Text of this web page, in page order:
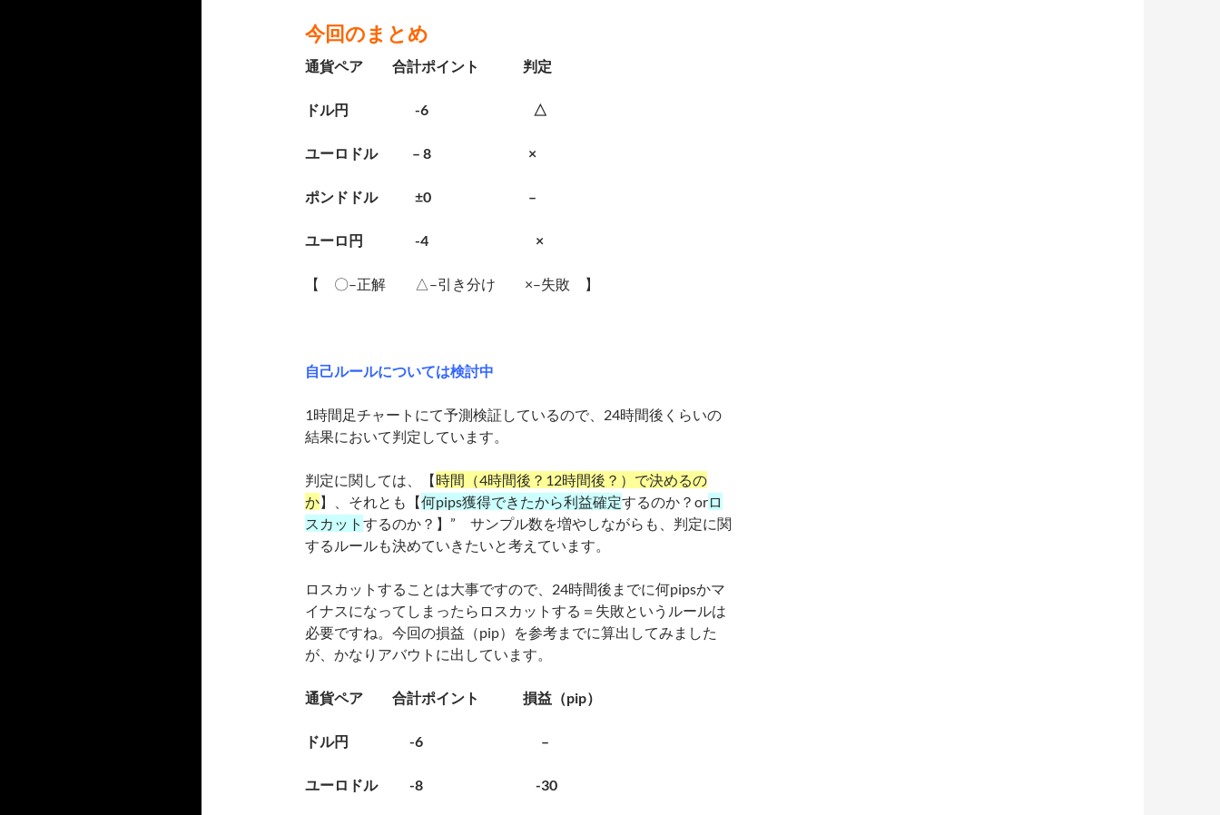
今回のまとめ
通貨ペア 合計ポイント 判定
ドル円 -6 △
ユーロドル – 8 ×
ポンドドル ±0 –
ユーロ円 -4 ×
【 〇–正解 △–引き分け ×–失敗 】
自己ルールについては検討中
1時間足チャートにて予測検証しているので、24時間後くらいの
結果において判定しています。
判定に関しては、【時間（4時間後？12時間後？）で決めるの
か】、それとも【何pips獲得できたから利益確定するのか？orロ
スカット するのか？】” サンプル数を増やしながらも、判定に関
するルールも決めていきたいと考えています。
ロスカットすることは大事ですので、24時間後までに何pipsかマ
イナスになってしまったらロスカットする＝失敗というルールは
必要ですね。今回の損益（pip）を参考までに算出してみました
が、かなりアバウトに出しています。
通貨ペア 合計ポイント 損益（pip）
ドル円 -6 –
ユーロドル -8 -30